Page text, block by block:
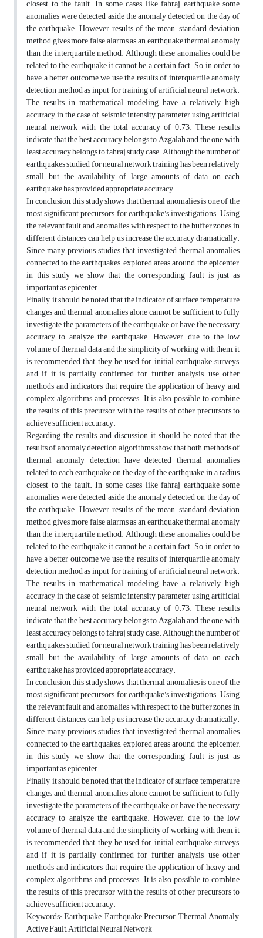
closest to the fault. In some cases like fahraj earthquake some
anomalies were detected aside the anomaly detected on the day of
the earthquake. However, results of the mean-standard deviation
method gives more false alarms as an earthquake thermal anomaly
than the interquartile method. Although these anomalies could be
related to the earthquake it cannot be a certain fact. So in order to
have a better outcome we use the results of interquartile anomaly
detection method as input for training of artificial neural network.
The results in mathematical modeling have a relatively high
accuracy in the case of seismic intensity parameter using artificial
neural network with the total accuracy of 0.73. These results
indicate that the best accuracy belongs to Azgalah and the one with
least accuracy belongs to fahraj study case. Although the number of
earthquakes studied for neural network training has been relatively
small, but the availability of large amounts of data on each
earthquake has provided appropriate accuracy.
In conclusion, this study shows that thermal anomalies is one of the
most significant precursors for earthquake’s investigations. Using
the relevant fault and anomalies with respect to the buffer zones in
different distances can help us increase the accuracy dramatically.
Since many previous studies that investigated thermal anomalies
connected to the earthquakes, explored areas around the epicenter,
in this study we show that the corresponding fault is just as
important as epicenter.
Finally, it should be noted that the indicator of surface temperature
changes and thermal anomalies alone cannot be sufficient to fully
investigate the parameters of the earthquake or have the necessary
accuracy to analyze the earthquake. However, due to the low
volume of thermal data and the simplicity of working with them, it
is recommended that they be used for initial earthquake surveys,
and if it is partially confirmed for further analysis, use other
methods and indicators that require the application of heavy and
complex algorithms and processes. It is also possible to combine
the results of this precursor with the results of other precursors to
achieve sufficient accuracy.
Regarding the results and discussion, it should be noted that the
results of anomaly detection algorithms show that both methods of
thermal anomaly detection have detected thermal anomalies
related to each earthquake on the day of the earthquake in a radius
closest to the fault. In some cases like fahraj earthquake some
anomalies were detected aside the anomaly detected on the day of
the earthquake. However, results of the mean-standard deviation
method gives more false alarms as an earthquake thermal anomaly
than the interquartile method. Although these anomalies could be
related to the earthquake it cannot be a certain fact. So in order to
have a better outcome we use the results of interquartile anomaly
detection method as input for training of artificial neural network.
The results in mathematical modeling have a relatively high
accuracy in the case of seismic intensity parameter using artificial
neural network with the total accuracy of 0.73. These results
indicate that the best accuracy belongs to Azgalah and the one with
least accuracy belongs to fahraj study case. Although the number of
earthquakes studied for neural network training has been relatively
small, but the availability of large amounts of data on each
earthquake has provided appropriate accuracy.
In conclusion, this study shows that thermal anomalies is one of the
most significant precursors for earthquake’s investigations. Using
the relevant fault and anomalies with respect to the buffer zones in
different distances can help us increase the accuracy dramatically.
Since many previous studies that investigated thermal anomalies
connected to the earthquakes, explored areas around the epicenter,
in this study we show that the corresponding fault is just as
important as epicenter.
Finally, it should be noted that the indicator of surface temperature
changes and thermal anomalies alone cannot be sufficient to fully
investigate the parameters of the earthquake or have the necessary
accuracy to analyze the earthquake. However, due to the low
volume of thermal data and the simplicity of working with them, it
is recommended that they be used for initial earthquake surveys,
and if it is partially confirmed for further analysis, use other
methods and indicators that require the application of heavy and
complex algorithms and processes. It is also possible to combine
the results of this precursor with the results of other precursors to
achieve sufficient accuracy.
Keywords: Earthquake, Earthquake Precursor, Thermal Anomaly,
Active Fault, Artificial Neural Network